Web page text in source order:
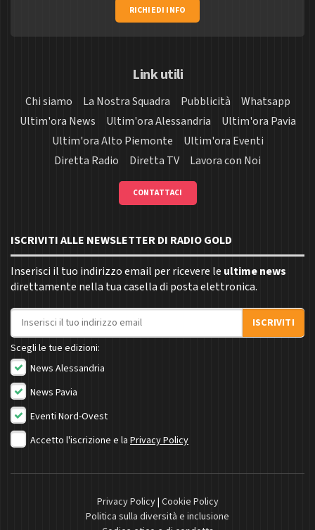
RICHIEDI INFO
Link utili
Chi siamo La Nostra Squadra Pubblicità
Whatsapp
Ultim'ora News
Ultim'ora Alessandria
Ultim'ora Pavia
Ultim'ora Alto Piemonte
Ultim'ora Eventi
Diretta Radio
Diretta TV Lavora con Noi
CONTATTACI
ISCRIVITI ALLE NEWSLETTER DI RADIO GOLD
Inserisci il tuo indirizzo email per ricevere le ultime news
direttamente nella tua casella di posta elettronica.
Indirizzo email
ISCRIVITI
Scegli le tue edizioni:
News Alessandria
News Pavia
Eventi Nord-Ovest
Accetto l'iscrizione e la Privacy Policy
Privacy Policy| Cookie Policy
Politica sulla diversità e inclusione